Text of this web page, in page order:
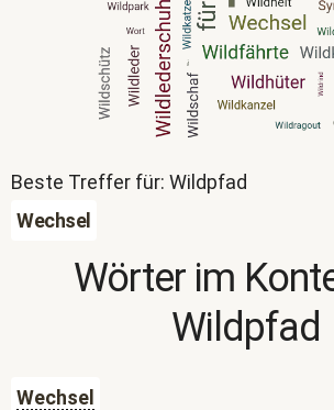
Beste Treffer für: Wildpfad
Wechsel
Wörter im
Wildpfad
Wechsel